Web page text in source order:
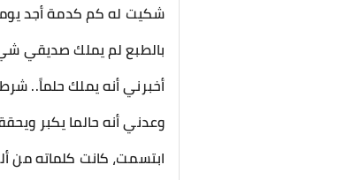
شكيت له كم كدمة أجد
بالطبع لم يملك صديقي
أخبرني أنه يملك حلماً..
وعدني أنه حالما يكبر
ابتسمت، كانت كلماته من